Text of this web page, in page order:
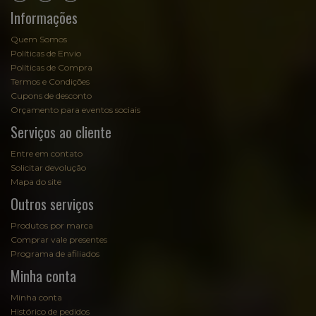
Informações
Quem Somos
Políticas de Envio
Políticas de Compra
Termos e Condições
Cupons de desconto
Orçamento para eventos sociais
Serviços ao cliente
Entre em contato
Solicitar devolução
Mapa do site
Outros serviços
Produtos por marca
Comprar vale presentes
Programa de afiliados
Minha conta
Minha conta
Histórico de pedidos